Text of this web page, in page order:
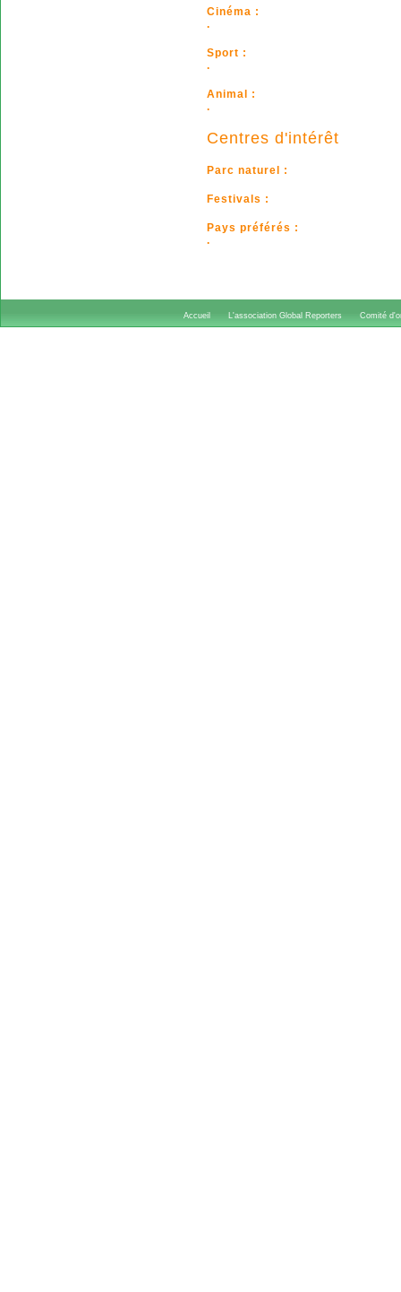
Cinéma :
.
Sport :
.
Animal :
.
Centres d'intérêt
Parc naturel :
Festivals :
Pays préférés :
.
Accueil L'association Global Reporters Comité